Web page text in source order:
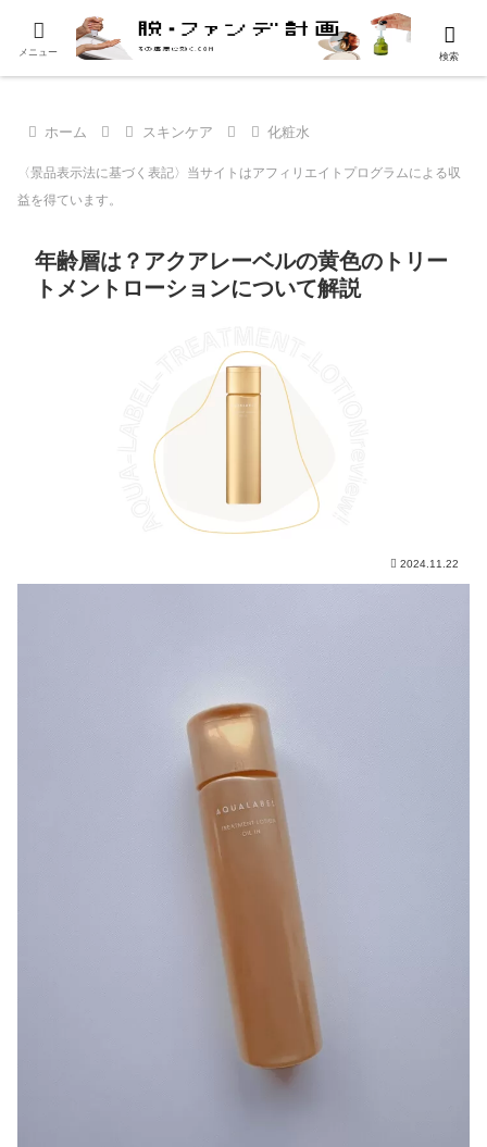
ホーム スキンケア 化粧水
〈景品表示法に基づく表記〉当サイトはアフィリエイトプログラムによる収
益を得ています。
年齢層は？アクアレーベルの黄色のトリー
トメントローションについて解説
2024.11.22
メニュー 検索